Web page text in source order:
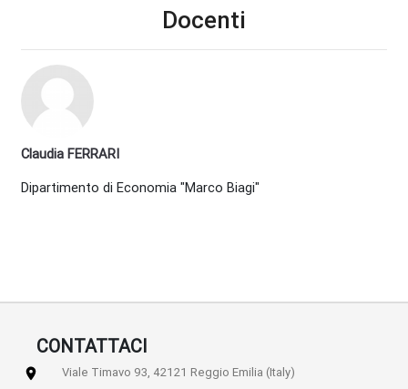
Docenti
Claudia FERRARI
Dipartimento di Economia "Marco Biagi"
CONTATTACI
Viale Timavo 93, 42121 Reggio Emilia (Italy)